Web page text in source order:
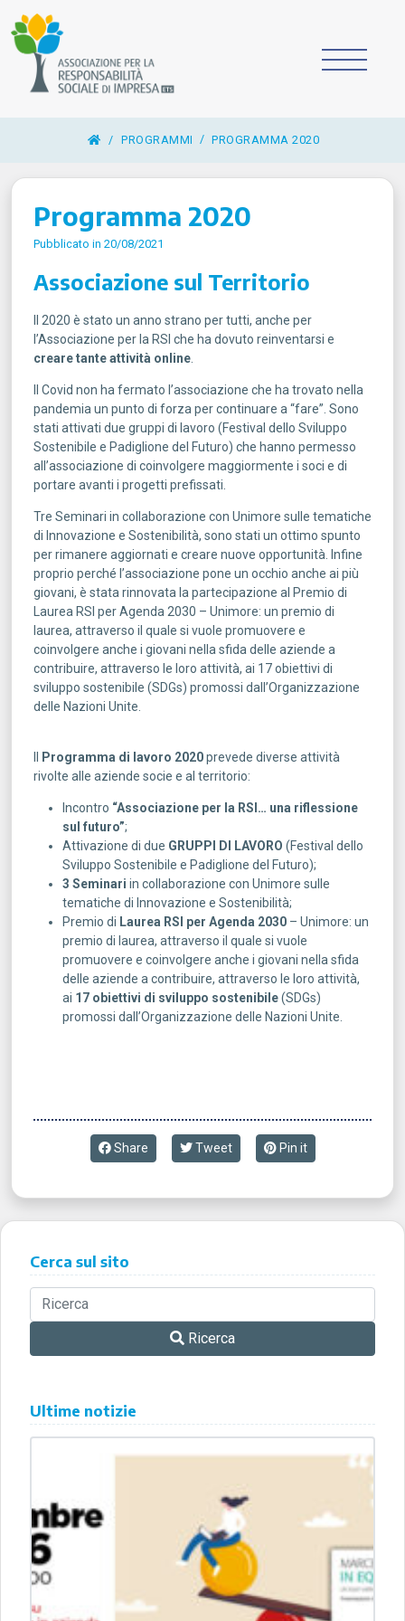
/ PROGRAMMI PROGRAMMA 2020
Programma 2020
Pubblicato in 20/08/2021
Associazione sul Territorio
Il 2020 è stato un anno strano per tutti, anche per
l’Associazione per la RSI che ha dovuto reinventarsi e
creare tante attività online.
Il Covid non ha fermato l’associazione che ha trovato nella
pandemia un punto di forza per continuare a “fare”. Sono
stati attivati due gruppi di lavoro (Festival dello Sviluppo
Sostenibile e Padiglione del Futuro) che hanno permesso
all’associazione di coinvolgere maggiormente i soci e di
portare avanti i progetti prefissati.
Tre Seminari in collaborazione con Unimore sulle tematiche
di Innovazione e Sostenibilità, sono stati un ottimo spunto
per rimanere aggiornati e creare nuove opportunità. Infine
proprio perché l’associazione pone un occhio anche ai più
giovani, è stata rinnovata la partecipazione al Premio di
Laurea RSI per Agenda 2030 – Unimore: un premio di
laurea, attraverso il quale si vuole promuovere e
coinvolgere anche i giovani nella sfida delle aziende a
contribuire, attraverso le loro attività, ai 17 obiettivi di
sviluppo sostenibile (SDGs) promossi dall’Organizzazione
delle Nazioni Unite.
Programma di lavoro 2020prevede diverse attività
rivolte alle aziende socie e al territorio:
Incontro “Associazione per la RSI… una riflessione
sul futuro”;
Attivazione di due GRUPPI DI LAVORO (Festival dello
Sviluppo Sostenibile e Padiglione del Futuro);
3 Seminari in collaborazione con Unimore sulle
tematiche di Innovazione e Sostenibilità;
Premio di Laurea RSI per Agenda 2030 – Unimore: un
premio di laurea, attraverso il quale si vuole
promuovere e coinvolgere anche i giovani nella sfida
delle aziende a contribuire, attraverso le loro attività,
ai 17 obiettivi di sviluppo sostenibile(SDGs)
promossi dall’Organizzazione delle Nazioni Unite.
Share Tweet Pin it
Cerca sul sito
Ricerca
Ultime notizie